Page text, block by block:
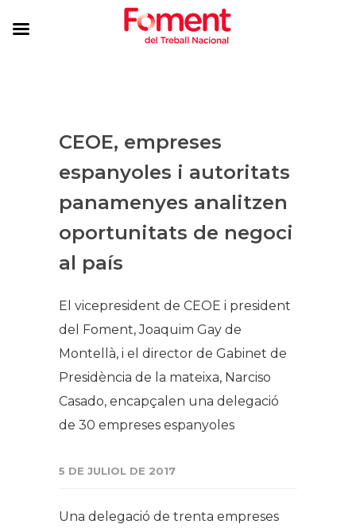
CEOE, empreses
espanyoles i autoritats
panamenyes analitzen
oportunitats de negoci
al país
El vicepresident de CEOE i president
del Foment, Joaquim Gay de
Montellà, i el director de Gabinet de
Presidència de la mateixa, Narciso
Casado, encapçalen una delegació
de 30 empreses espanyoles
5 DE JULIOL DE 2017
Una delegació de trenta empreses